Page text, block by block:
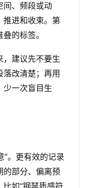
间、频段或动
推进和收束。第
的标签。
，建议先不要生
改清楚；再用
少一次盲目生
”。更有效的记录
的部分、偏离预
如“钢琴质感符